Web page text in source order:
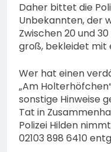
Daher bittet die
Unbekannten, der
Zwischen 20 und
groß, bekleidet mit
Wer hat einen
„Am
sonstige Hinweise
Tat in
Polizei Hilden
02103 898 6410